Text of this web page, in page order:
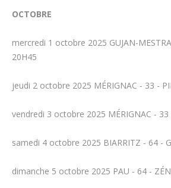
OCTOBRE
mercredi 1 octobre 2025 GUJAN-
20H45
jeudi 2 octobre 2025 MÉRIGNAC - 33 -
vendredi 3 octobre 2025 MÉRIGNAC -
samedi 4 octobre 2025 BIARRITZ - 64 -
dimanche 5 octobre 2025 PAU - 64 -